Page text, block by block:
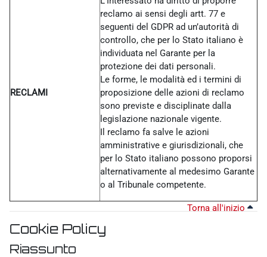
RECLAMI
reclamo ai sensi degli artt. 77 e
seguenti del GDPR ad un’autorità di
controllo, che per lo Stato italiano è
individuata nel Garante per la
protezione dei dati personali.
Le forme, le modalità ed i termini di
proposizione delle azioni di reclamo
sono previste e disciplinate dalla
legislazione nazionale vigente.
Il reclamo fa salve le azioni
amministrative e giurisdizionali, che
per lo Stato italiano possono proporsi
alternativamente al medesimo Garante
o al Tribunale competente.
Torna all'inizio
Cookie Policy
Riassunto